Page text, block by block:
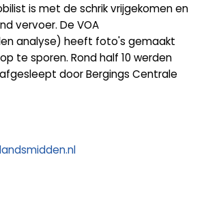
is met de schrik vrijgekomen en
vervoer. De VOA
analyse) heeft foto's gemaakt
te sporen. Rond half 10 werden
door Bergings Centrale